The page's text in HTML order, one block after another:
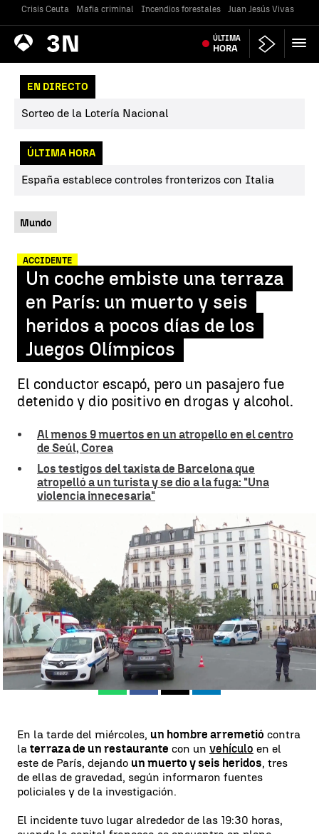
Crisis Ceuta Mafia criminal Incendios forestales Juan Jesús Vivas
Antena
3 Noticias ÚLTIMA
HORA
EN DIRECTO
Sorteo de la Lotería Nacional
ÚLTIMA HORA
España establece controles fronterizos con Italia
Mundo
ACCIDENTE
Un coche embiste una terraza
en París: un muerto y seis
heridos a pocos días de los
Juegos Olímpicos
El conductor escapó, pero un pasajero fue
detenido y dio positivo en drogas y alcohol.
Al menos 9 muertos en un atropello en el centro
de Seúl, Corea
Los testigos del taxista de Barcelona que
atropelló a un turista y se dio a la fuga: "Una
violencia innecesaria"
Un coche embiste terraza en París: un muerto y seis heridos a
pocos días de los Juegos Olímpicos |Antena 3 Noticias
Ignacio Gutiérrez
Publicado:18 de julio de 2024, 09:20
WhatsappFacebook
X Linkedin
En la tarde del miércoles, un hombre arremetió contra
la terraza de un restaurante con un vehículo en el
este de París, dejando un muerto y seis heridos, tres
de ellas de gravedad, según informaron fuentes
policiales y de la investigación.
El incidente tuvo lugar alrededor de las 19:30 horas,